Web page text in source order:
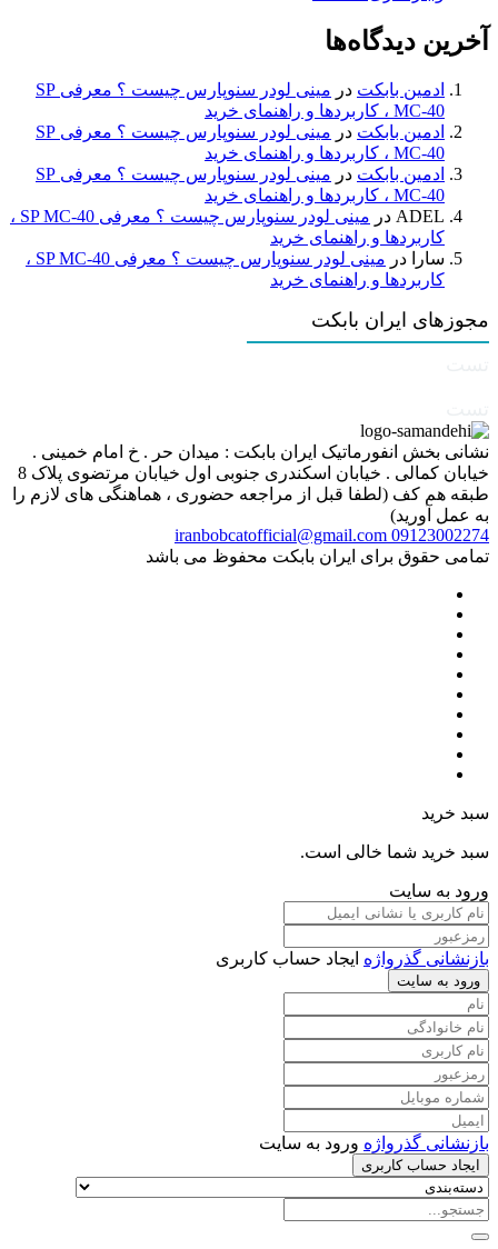
آخرین دیدگاه‌ها
ادمین بابکت در
مینی لودر سنوپارس چیست ؟ معرفی SP
MC-40 ، کاربردها و راهنمای خرید
ادمین بابکت در
مینی لودر سنوپارس چیست ؟ معرفی SP
MC-40 ، کاربردها و راهنمای خرید
ادمین بابکت در
مینی لودر سنوپارس چیست ؟ معرفی SP
MC-40 ، کاربردها و راهنمای خرید
ADEL در
مینی لودر سنوپارس چیست ؟ معرفی SP MC-40 ،
کاربردها و راهنمای خرید
سارا
در
مینی لودر سنوپارس چیست ؟ معرفی SP MC-40 ،
کاربردها و راهنمای خرید
مجوزهای ایران بابکت
نشانی بخش انفورماتیک ایران بابکت : میدان حر . خ امام خمینی .
خیابان کمالی . خیابان اسکندری جنوبی اول خیابان مرتضوی پلاک 8
طبقه هم کف (لطفا قبل از مراجعه حضوری ، هماهنگی های لازم را
به عمل آورید)
09123002274
iranbobcatofficial@gmail.com
تمامی حقوق برای ایران بابکت محفوظ می باشد
سبد خرید
سبد خرید شما خالی است.
ورود به سایت
بازنشانی گذرواژه ایجاد حساب کاربری
ورود به سایت
بازنشانی گذرواژه ورود به سایت
ایجاد حساب کاربری